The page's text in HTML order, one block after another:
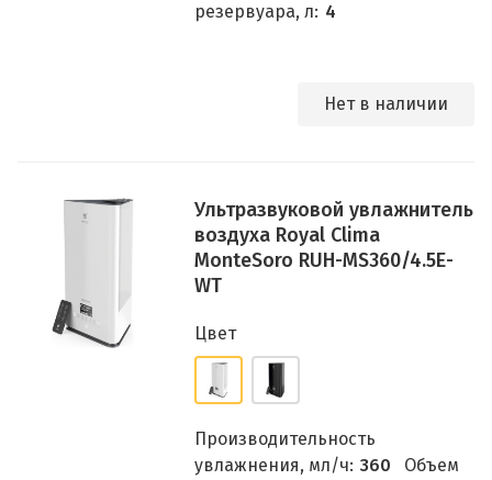
резервуара, л: 4
Нет в наличии
Ультразвуковой увлажнитель
воздуха Royal Clima
MonteSoro RUH-MS360/4.5E-
WT
Цвет
Производительность
увлажнения, мл/ч: 360
Объем